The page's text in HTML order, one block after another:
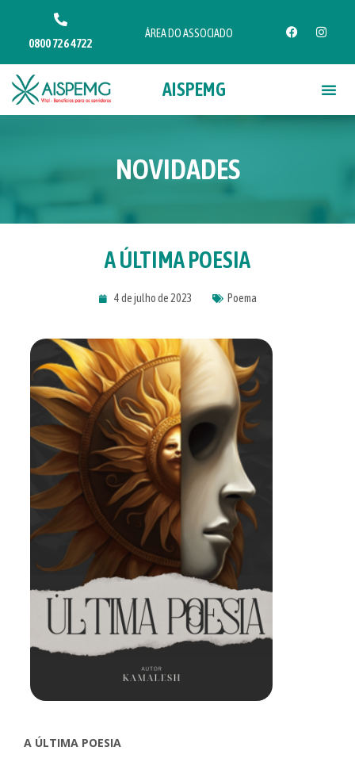
0800 726 4722
ÁREA DO ASSOCIADO
AISPEMG
NOVIDADES
A ÚLTIMA POESIA
4 de julho de 2023 Poema
A ÚLTIMA POESIA